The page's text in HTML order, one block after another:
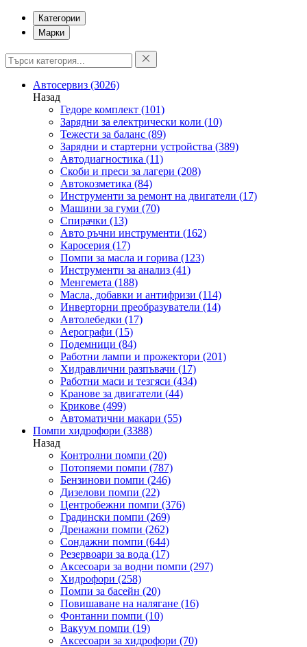
Категории
Марки
Автосервиз (3026)
Назад
Гедоре комплект (101)
Зарядни за електрически коли (10)
Тежести за баланс (89)
Зарядни и стартерни устройства (389)
Автодиагностика (11)
Скоби и преси за лагери (208)
Автокозметика (84)
Инструменти за ремонт на двигатели (17)
Машини за гуми (70)
Спирачки (13)
Авто ръчни инструменти (162)
Каросерия (17)
Помпи за масла и горива (123)
Инструменти за анализ (41)
Менгемета (188)
Масла, добавки и антифризи (114)
Инверторни преобразуватели (14)
Автолебедки (17)
Аерографи (15)
Подемници (84)
Работни лампи и прожектори (201)
Хидравлични разпъвачи (17)
Работни маси и тезгяси (434)
Кранове за двигатели (44)
Крикове (499)
Автоматични макари (55)
Помпи хидрофори (3388)
Назад
Контролни помпи (20)
Потопяеми помпи (787)
Бензинови помпи (246)
Дизелови помпи (22)
Центробежни помпи (376)
Градински помпи (269)
Дренажни помпи (262)
Сондажни помпи (644)
Резервоари за вода (17)
Аксесоари за водни помпи (297)
Хидрофори (258)
Помпи за басейн (20)
Повишаване на налягане (16)
Фонтанни помпи (10)
Вакуум помпи (19)
Аксесоари за хидрофори (70)